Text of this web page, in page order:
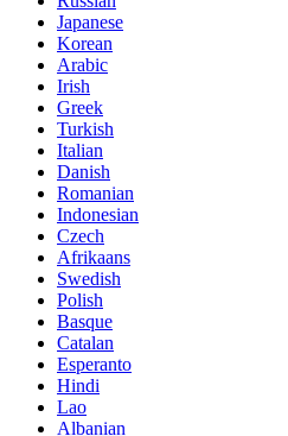
Japanese
Korean
Arabic
Irish
Greek
Turkish
Italian
Danish
Romanian
Indonesian
Czech
Afrikaans
Swedish
Polish
Basque
Catalan
Esperanto
Hindi
Lao
Albanian